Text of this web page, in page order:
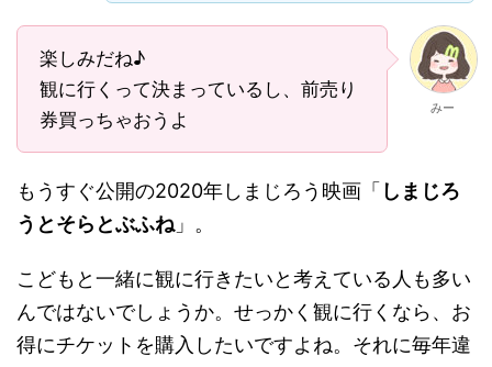
楽しみだね♪
観に行くって決まっているし、前売り
券買っちゃおうよ
みー
もうすぐ公開の2020年しまじろう映画「 しまじろ
うとそらとぶふね」。
こどもと一緒に観に行きたいと考えている人も多い
んではないでしょうか。せっかく観に行くなら、お
得にチケットを購入したいですよね。それに毎年違